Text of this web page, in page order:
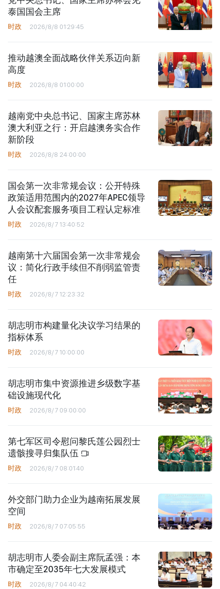
泰国国会主席
时政 2026/8/8 01:29:45
推动越澳全面战略伙伴关系迈向新
高度
时政 2026/8/8 01:00:00
越南党中央总书记、国家主席苏林
澳大利亚之行：开启越澳务实合作
新阶段
时政 2026/8/8 24:00:00
国会第一次非常规会议：公开特殊
政策适用范围内的2027年APEC领导
人会议配套服务项目工程认定标准
时政 2026/8/7 13:40:52
越南第十六届国会第一次非常规会
议：简化行政手续但不削弱监管责
任
时政 2026/8/7 12:23:32
胡志明市构建量化决议学习结果的
指标体系
时政 2026/8/7 10:00:00
胡志明市集中资源推进乡级数字基
础设施现代化
时政 2026/8/7 09:00:00
第七军区司令慰问黎氏莲公园烈士
遗骸搜寻归集队伍
时政 2026/8/7 08:01:40
外交部门助力企业为越南拓展发展
空间
时政 2026/8/7 07:05:55
胡志明市人委会副主席阮孟强：本
市确定至2035年七大发展模式
时政 2026/8/7 04:40:42